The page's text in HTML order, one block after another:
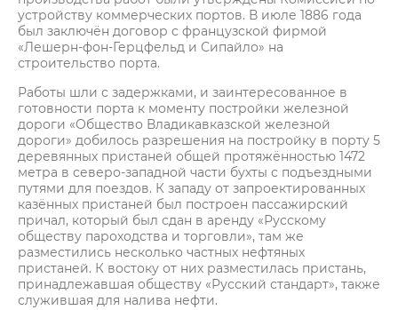
устройству коммерческих портов. В июле 1886 года
был заключён договор с французской фирмой
«Лешерн-фон-Герцфельд и Сипайло» на
строительство порта.
Работы шли с задержками, и заинтересованное в
готовности порта к моменту постройки железной
дороги «Общество Владикавказской железной
дороги» добилось разрешения на постройку в порту 5
деревянных пристаней общей протяжённостью 1472
метра в северо-западной части бухты с подъездными
путями для поездов. К западу от запроектированных
казённых пристаней был построен пассажирский
причал, который был сдан в аренду «Русскому
обществу пароходства и торговли», там же
разместились несколько частных нефтяных
пристаней. К востоку от них разместилась пристань,
принадлежавшая обществу «Русский стандарт», также
служившая для налива нефти.